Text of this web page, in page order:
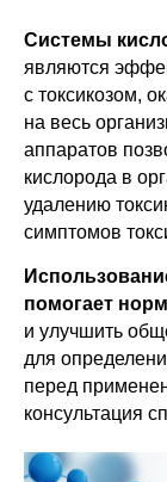
Системы
являются
с токсикозом,
на весь
аппаратов
кислорода в
удалению
симптомов
помогает
и улучшить
для
перед
консультация